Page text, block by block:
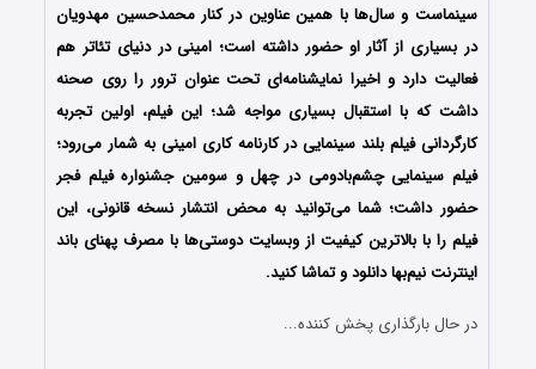
سینماست و سال‌ها با همین عناوین در کنار محمدحسین مهدویان
در بسیاری از آثار او حضور داشته است؛ امینی در دنیای تئاتر هم
فعالیت دارد و اخیرا نمایشنامه‌ای تحت عنوان ترور را روی صحنه
داشت که با استقبال بسیاری مواجه شد؛ این فیلم، اولین تجربه
کارگردانی فیلم بلند سینمایی در کارنامه کاری امینی به شمار می‌رود؛
فیلم سینمایی چشم‌بادومی در چهل و سومین جشنواره فیلم فجر
حضور داشت؛ شما می‌توانید به محض انتشار نسخه قانونی، این
فیلم را با بالاترین کیفیت از وبسایت دوستی‌ها با مصرف پهنای باند
اینترنت نیم‌بها دانلود و تماشا کنید.
در حال بارگذاری پخش کننده...